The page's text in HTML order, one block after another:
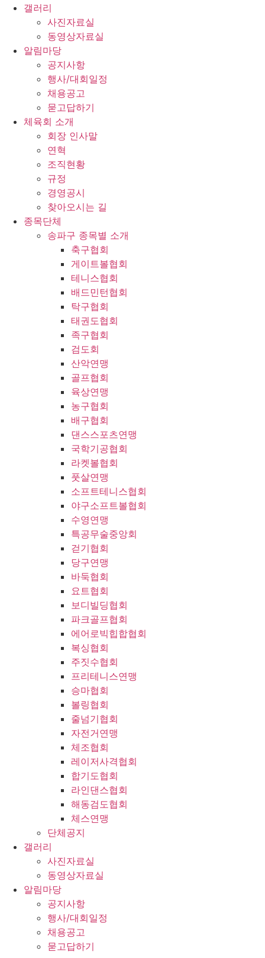
갤러리
사진자료실
동영상자료실
알림마당
공지사항
행사/대회일정
채용공고
묻고답하기
체육회 소개
회장 인사말
연혁
조직현황
규정
경영공시
찾아오시는 길
종목단체
송파구 종목별 소개
축구협회
게이트볼협회
테니스협회
배드민턴협회
탁구협회
태권도협회
족구협회
검도회
산악연맹
골프협회
육상연맹
농구협회
배구협회
댄스스포츠연맹
국학기공협회
라켓볼협회
풋살연맹
소프트테니스협회
야구소프트볼협회
수영연맹
특공무술중앙회
걷기협회
당구연맹
바둑협회
요트협회
보디빌딩협회
파크골프협회
에어로빅힙합협회
복싱협회
주짓수협회
프리테니스연맹
승마협회
볼링협회
줄넘기협회
자전거연맹
체조협회
레이저사격협회
합기도협회
라인댄스협회
해동검도협회
체스연맹
단체공지
갤러리
사진자료실
동영상자료실
알림마당
공지사항
행사/대회일정
채용공고
묻고답하기